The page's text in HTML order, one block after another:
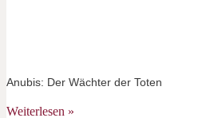
Anubis: Der Wächter der Toten
Weiterlesen »